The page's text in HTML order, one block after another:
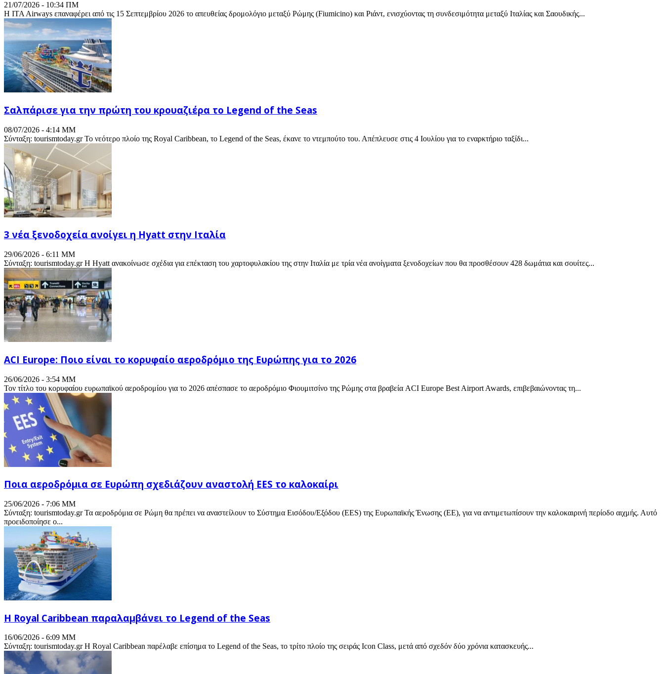
21/07/2026 - 10:34 ΠΜ
Η ITA Airways επαναφέρει από τις 15 Σεπτεμβρίου 2026 το απευθείας δρομολόγιο μεταξύ Ρώμης (Fiumicino) και Ριάντ, ενισχύοντας τη συνδεσιμότητα μεταξύ Ιταλίας και Σαουδικής...
Σαλπάρισε για την πρώτη του κρουαζιέρα το Legend of the Seas
08/07/2026 - 4:14 ΜΜ
Σύνταξη: tourismtoday.gr Το νεότερο πλοίο της Royal Caribbean, το Legend of the Seas, έκανε το ντεμπούτο του. Απέπλευσε στις 4 Ιουλίου για το εναρκτήριο ταξίδι...
3 νέα ξενοδοχεία ανοίγει η Hyatt στην Ιταλία
29/06/2026 - 6:11 ΜΜ
Σύνταξη: tourismtoday.gr Η Hyatt ανακοίνωσε σχέδια για επέκταση του χαρτοφυλακίου της στην Ιταλία με τρία νέα ανοίγματα ξενοδοχείων που θα προσθέσουν 428 δωμάτια και σουίτες...
ACI Europe: Ποιο είναι το κορυφαίο αεροδρόμιο της Ευρώπης για το 2026
26/06/2026 - 3:54 ΜΜ
Τον τίτλο του κορυφαίου ευρωπαϊκού αεροδρομίου για το 2026 απέσπασε το αεροδρόμιο Φιουμιτσίνο της Ρώμης στα βραβεία ACI Europe Best Airport Awards, επιβεβαιώνοντας τη...
Ποια αεροδρόμια σε Ευρώπη σχεδιάζουν αναστολή EES το καλοκαίρι
25/06/2026 - 7:06 ΜΜ
Σύνταξη: tourismtoday.gr Τα αεροδρόμια σε Ρώμη θα πρέπει να αναστείλουν το Σύστημα Εισόδου/Εξόδου (EES) της Ευρωπαϊκής Ένωσης (ΕΕ), για να αντιμετωπίσουν την καλοκαιρινή περίοδο αιχμής. Αυτό
προειδοποίησε ο...
Η Royal Caribbean παραλαμβάνει το Legend of the Seas
16/06/2026 - 6:09 ΜΜ
Σύνταξη: tourismtoday.gr Η Royal Caribbean παρέλαβε επίσημα το Legend of the Seas, το τρίτο πλοίο της σειράς Icon Class, μετά από σχεδόν δύο χρόνια κατασκευής...